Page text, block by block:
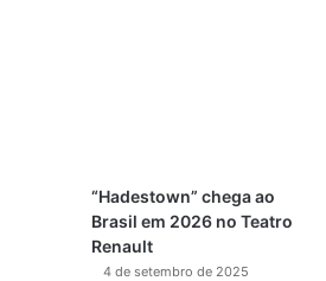
“Hadestown” chega ao
Brasil em 2026 no Teatro
Renault
4 de setembro de 2025